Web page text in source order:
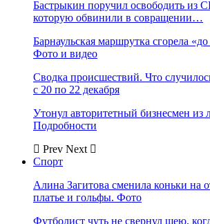
Бастрыкин поручил освободить из
которую обвинили в совращении…
Барнаульская маршрутка сгорела
Фото и видео
Сводка происшествий. Что
с 20 по 22 декабря
Утонул авторитетный бизнесмен из
Подробности
Prev Next
Спорт
Алина Загитова сменила коньки на
платье и гольфы. Фото
Футболист чуть не свернул шею,